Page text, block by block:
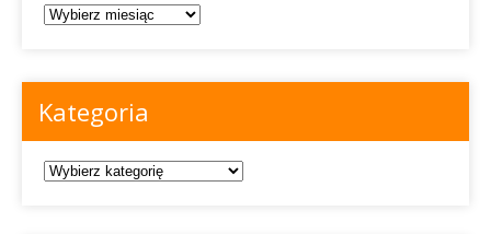
Archiwum
Kategoria
Kategoria